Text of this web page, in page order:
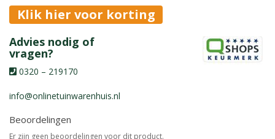
Klik hier voor korting
Advies nodig of
vragen?
0320 – 219170
info@onlinetuinwarenhuis.nl
Beoordelingen
Er zijn geen beoordelingen voor dit product.